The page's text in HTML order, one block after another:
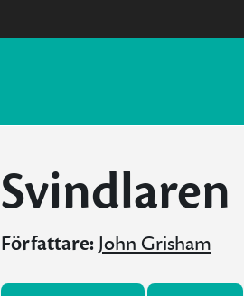
Svindlaren
Författare: John Grisham